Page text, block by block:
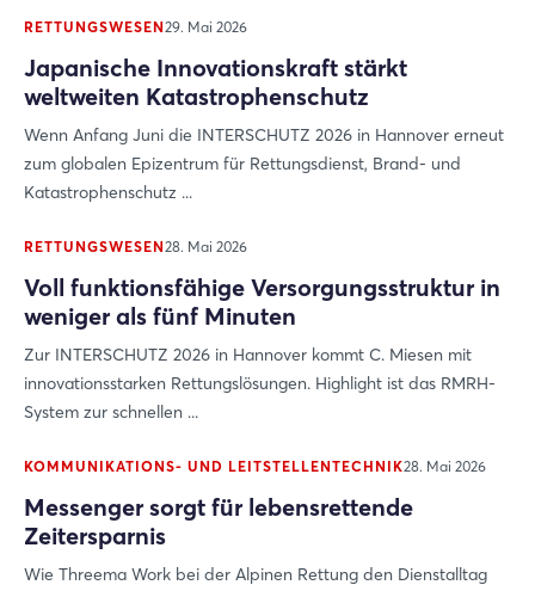
RETTUNGSWESEN29. Mai 2026
Japanische Innovationskraft stärkt
weltweiten Katastrophenschutz
Wenn Anfang Juni die INTERSCHUTZ 2026 in Hannover erneut
zum globalen Epizentrum für Rettungsdienst, Brand- und
Katastrophenschutz ...
RETTUNGSWESEN28. Mai 2026
Voll funktionsfähige Versorgungsstruktur in
weniger als fünf Minuten
Zur INTERSCHUTZ 2026 in Hannover kommt C. Miesen mit
innovationsstarken Rettungslösungen. Highlight ist das RMRH-
System zur schnellen ...
KOMMUNIKATIONS- UND LEITSTELLENTECHNIK28. Mai 2026
Messenger sorgt für lebensrettende
Zeitersparnis
Wie Threema Work bei der Alpinen Rettung den Dienstalltag
Login